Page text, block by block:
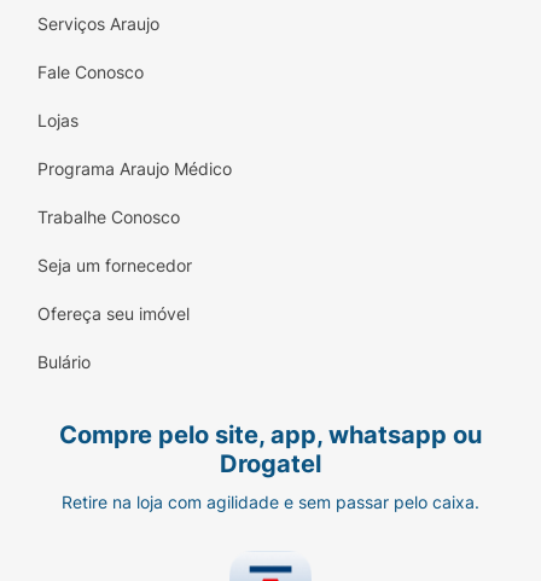
Serviços Araujo
Fale Conosco
Lojas
Programa Araujo Médico
Trabalhe Conosco
Seja um fornecedor
Ofereça seu imóvel
Bulário
Compre pelo site, app, whatsapp ou
Drogatel
Retire na loja com agilidade e sem passar pelo caixa.